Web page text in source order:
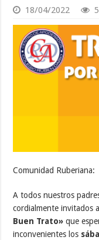
18/04/2022
Comunidad Ruberiana:
A todos nuestros
cordialmente invitados
Buen Trato» que
inconvenientes los